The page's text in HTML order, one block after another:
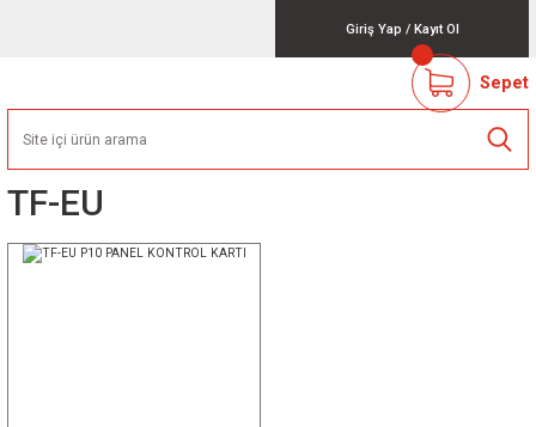
Giriş Yap / Kayıt Ol
Sepet
TF-EU